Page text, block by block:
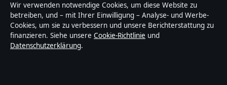
Sonderanalyse ist ein unabhängiger digitaler
Nachrichtenanbieter mit Fokus auf Politik, Wirtschaft,
Technik und Gesellschaft in Deutschland. Jeder Artikel
trägt eine Byline, wird von einem Redakteur geprüft und
Wir verwenden notwendige Cookies, um diese Website zu
betreiben, und – mit Ihrer Einwilligung – Analyse- und Werbe-
Cookies, um sie zu verbessern und unsere Berichterstattung zu
finanzieren. Siehe unsere Cookie-Richtlinie und
Datenschutzerklärung.